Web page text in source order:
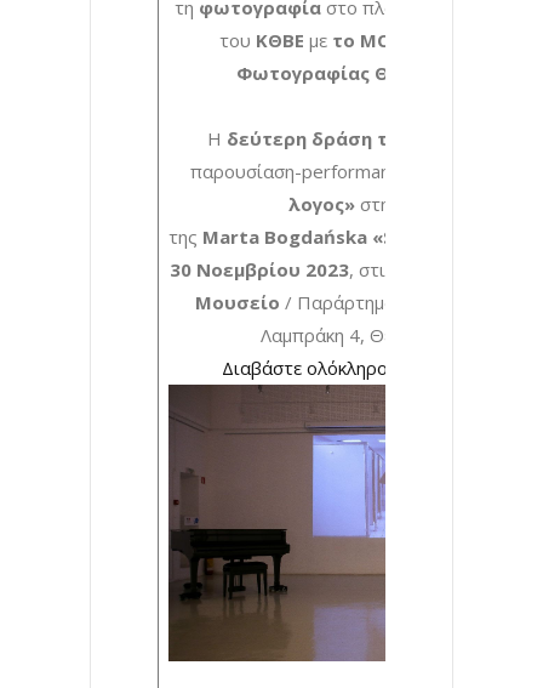
τη φωτογραφίαστο πλαίσιο της
του ΚΘΒΕ με το MOMus-Μουσείου
Φωτογραφίας Θεσσαλονίκης
Η δεύτερη δράση του ΚΘΒΕ
παρουσίαση-performance με τίτλο
λογος» στην έκθεση
της Marta Bogdańska «Shifters»,
30 Νοεμβρίου 2023, στις 18.00
Μουσείο / Παράρτημα Θεσσαλονίκης
Λαμπράκη 4, Θεσσαλονίκη).
Διαβάστε ολόκληρο το δελτίο Τύπου